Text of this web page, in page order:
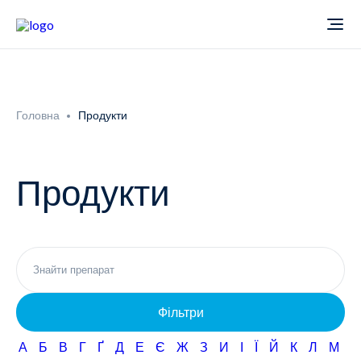
Новини
Неврологія
Фармаконагляд
Кар'єра
Головна Продукти
Продукти
Фільтри
А Б В Г Ґ Д Е Є Ж З И І Ї Й К Л М